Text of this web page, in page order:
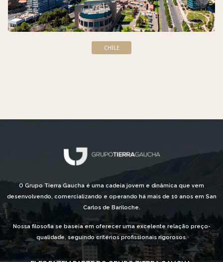
CHILE
O Grupo Tierra Gaucha é uma cadeia jovem e dinâmica que vem
desenvolvendo, comercializando e operando há mais de 10 anos em San
Carlos de Bariloche.
Nossa filosofia se baseia em oferecer uma excelente relação preço-
qualidade, seguindo critérios profissionais rigorosos.